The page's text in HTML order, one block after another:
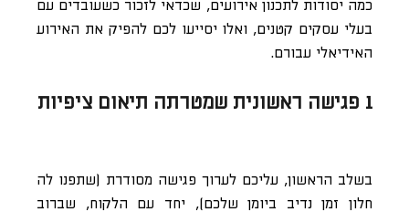
כמה יסודות לתכנון אירועים, שכדאי לזכור כשעובדים עם
בעלי עסקים קטנים, ואלו יסייעו לכם להפיק את האירוע
האידיאלי עבורם.
1 פגישה ראשונית שמטרתה תיאום ציפיות
בשלב הראשון, עליכם לערוך פגישה מסודרת (שתפנו לה
חלון זמן נדיב ביומן שלכם), יחד עם הלקוח, שברוב